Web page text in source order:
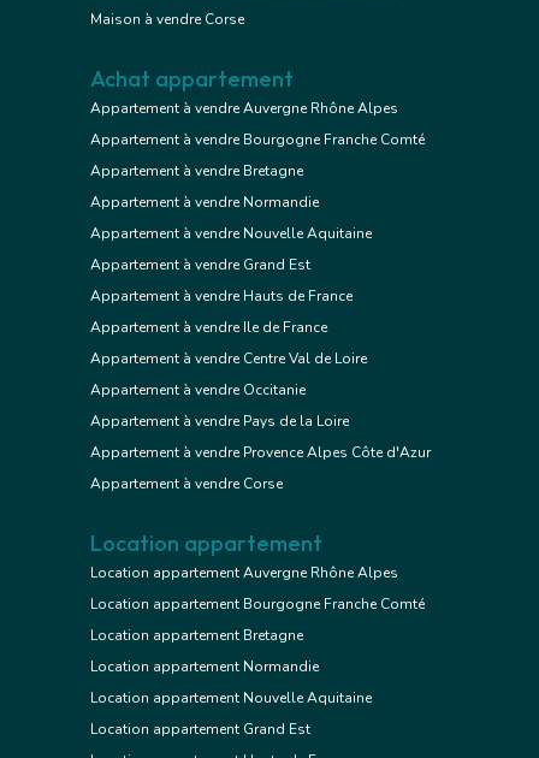
Maison à vendre Corse
Achat appartement
Appartement à vendre Auvergne Rhône Alpes
Appartement à vendre Bourgogne Franche Comté
Appartement à vendre Bretagne
Appartement à vendre Normandie
Appartement à vendre Nouvelle Aquitaine
Appartement à vendre Grand Est
Appartement à vendre Hauts de France
Appartement à vendre Ile de France
Appartement à vendre Centre Val de Loire
Appartement à vendre Occitanie
Appartement à vendre Pays de la Loire
Appartement à vendre Provence Alpes Côte d'Azur
Appartement à vendre Corse
Location appartement
Location appartement Auvergne Rhône Alpes
Location appartement Bourgogne Franche Comté
Location appartement Bretagne
Location appartement Normandie
Location appartement Nouvelle Aquitaine
Location appartement Grand Est